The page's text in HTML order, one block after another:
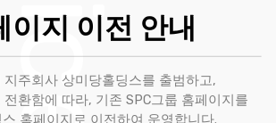
이지 이전 안내
지주회사 상미당홀딩스를 출범하고,
환함에 따라, 기존 SPC그룹 홈페이지를
홈페이지로 이전하여 운영합니다.